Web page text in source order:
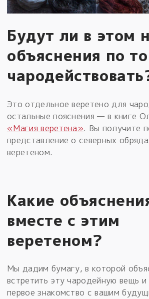
Будут ли в этом
объяснения по
Это отдельное веретено для
остальные пояснения — в книге
«Магия веретена». Вы получите
представление о северных
веретеном.
Какие
вместе с этим
веретеном?
Мы дадим бумагу, в которой
встретить эту чародейную вещь и
первое знакомство с вашим